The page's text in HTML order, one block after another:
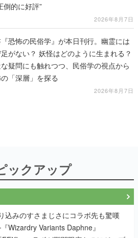
倒的に好評”
2026年8月7日
恐怖の民俗学』が本日刊行。幽霊には
がない？ 妖怪はどのように生まれる？
疑問にも触れつつ、民俗学の視点から
「深層」を探る
2026年8月7日
ックアップ
込みのすさまじさにコラボ先も驚嘆
Wizardry Variants Daphne』